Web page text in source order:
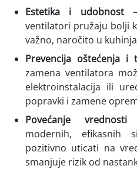
Estetika i udobnost–
ventilatori pružaju bolji
važno, naročito u
Prevencija oštećenja i
zamena ventilatora
elektroinstalacija ili
popravki i zamene
Povećanje vrednosti
modernih, efikasnih
pozitivno uticati na
smanjuje rizik od